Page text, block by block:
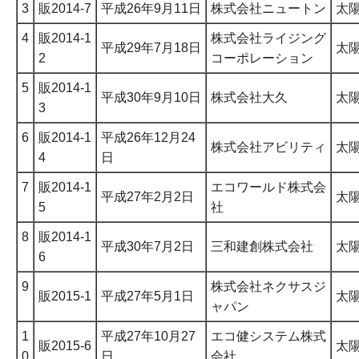
3 販2014-7 平成26年9月11日 株式会社ニュートン 太
4
販2014-1
2
平成29年7月18日
株式会社ライジング
コーポレーション
太
5
販2014-1
3
平成30年9月10日 株式会社大久 太
6
販2014-1
4
平成26年12月24
日
株式会社アビリティ 太
7
販2014-1
5
平成27年2月2日
エコワールド株式会
社
太
8
販2014-1
6
平成30年7月2日 三和建創株式会社 太
9
販2015-1 平成27年5月1日
株式会社ネクサスジ
ャパン
太
1
0
販2015-6
平成27年10月27
日
エコ健システム株式
会社
太